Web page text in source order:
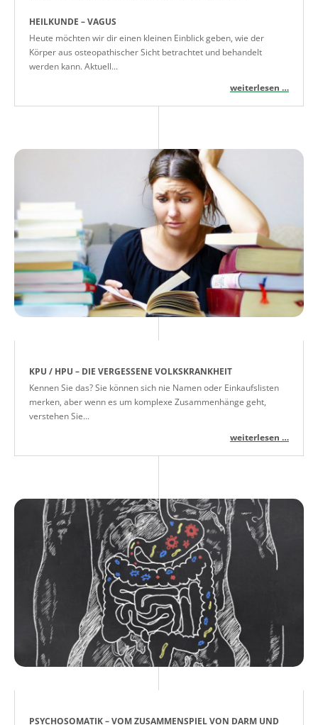
HEILKUNDE – VAGUS
Heute möchten wir dir einen kleinen Einblick geben, wie der
Körper aus osteopathischer Sicht betrachtet und behandelt
werden kann. Aktuell...
weiterlesen …
KPU / HPU – DIE VERGESSENE VOLKSKRANKHEIT
Kennen Sie das? Sie können sich nie Namen oder Einkaufslisten
merken, aber wenn es um komplexe Zusammenhänge geht,
verstehen Sie...
weiterlesen …
PSYCHOSOMATIK – VOM ZUSAMMENSPIEL VON DARM UND